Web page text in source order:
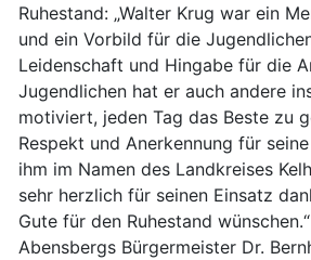
Ruhestand: „Walter Krug war ein
und ein Vorbild für die
Leidenschaft und Hingabe für die
Jugendlichen hat er auch andere
motiviert, jeden Tag das Beste zu
Respekt und Anerkennung für
ihm im Namen des Landkreises
sehr herzlich für seinen Einsatz
Gute für den Ruhestand
Abensbergs Bürgermeister Dr.